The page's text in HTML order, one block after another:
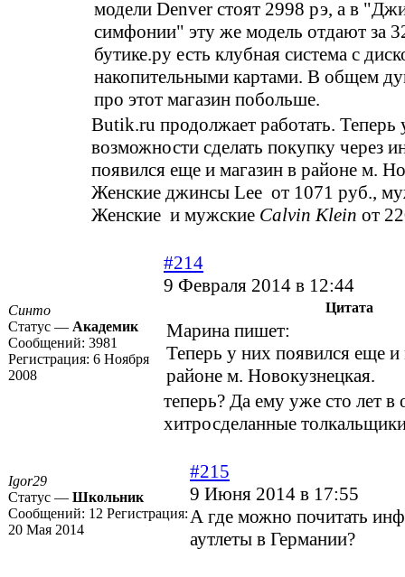
модели Denver стоят 2998 рэ, а в
симфонии" эту же модель отдают за
бутике.ру есть клубная система с
накопительными картами. В общем
про этот магазин побольше.
Butik.ru продолжает работать. Теперь
возможности сделать покупку через
появился еще и магазин в районе м.
Женские джинсы Lee от 1071 руб.,
Женские и мужские Calvin Klein от
Синто
Статус — Академик
Сообщений: 3981
Регистрация: 6 Ноября
2008
#214
9 Февраля 2014 в 12:44
Цитата
Марина пишет:
Теперь у них появился еще и
районе м. Новокузнецкая.
теперь? Да ему уже сто лет
хитросделанные
Igor29
Статус — Школьник
Сообщений: 12 Регистрация:
20 Мая 2014
#215
9 Июня 2014 в 17:55
А где можно почитать
аутлеты в Германии?